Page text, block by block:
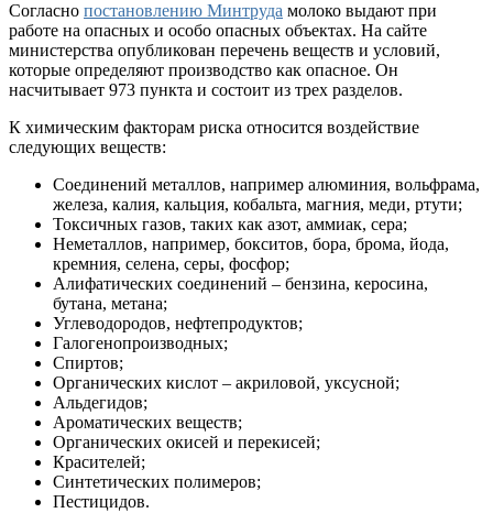
Согласно постановлению Минтруда молоко выдают при
работе на опасных и особо опасных объектах. На сайте
министерства опубликован перечень веществ и условий,
которые определяют производство как опасное. Он
насчитывает 973 пункта и состоит из трех разделов.
К химическим факторам риска относится воздействие
следующих веществ:
Соединений металлов, например алюминия, вольфрама,
железа, калия, кальция, кобальта, магния, меди, ртути;
Токсичных газов, таких как азот, аммиак, сера;
Неметаллов, например, бокситов, бора, брома, йода,
кремния, селена, серы, фосфор;
Алифатических соединений – бензина, керосина,
бутана, метана;
Углеводородов, нефтепродуктов;
Галогенопроизводных;
Спиртов;
Органических кислот – акриловой, уксусной;
Альдегидов;
Ароматических веществ;
Органических окисей и перекисей;
Красителей;
Синтетических полимеров;
Пестицидов.